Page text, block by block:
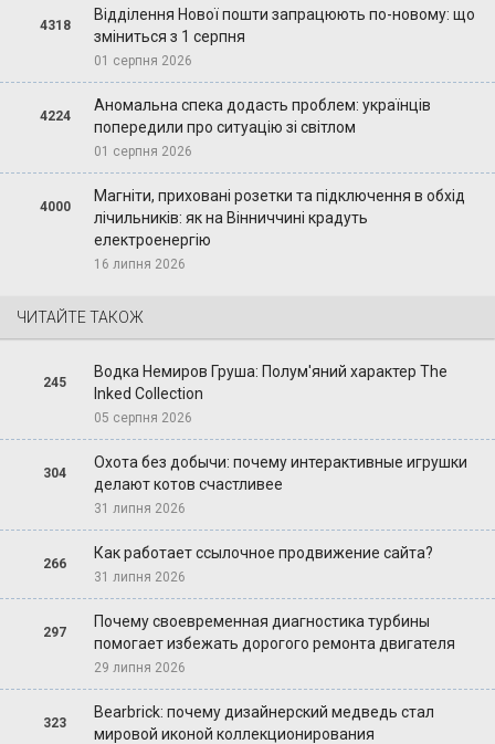
4318
Відділення Нової пошти запрацюють по-новому: що
зміниться з 1 серпня
01 серпня 2026
4224
Аномальна спека додасть проблем: українців
попередили про ситуацію зі світлом
01 серпня 2026
4000
Магніти, приховані розетки та підключення в обхід
лічильників: як на Вінниччині крадуть
електроенергію
16 липня 2026
ЧИТАЙТЕ ТАКОЖ
245
Водка Немиров Груша: Полум'яний характер The
Inked Collection
05 серпня 2026
304
Охота без добычи: почему интерактивные игрушки
делают котов счастливее
31 липня 2026
266
Как работает ссылочное продвижение сайта?
31 липня 2026
297
Почему своевременная диагностика турбины
помогает избежать дорогого ремонта двигателя
29 липня 2026
323
Bearbrick: почему дизайнерский медведь стал
мировой иконой коллекционирования